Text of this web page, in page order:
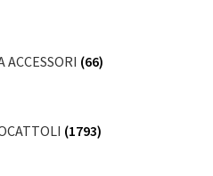
ACCESSORI (66)
(1793)